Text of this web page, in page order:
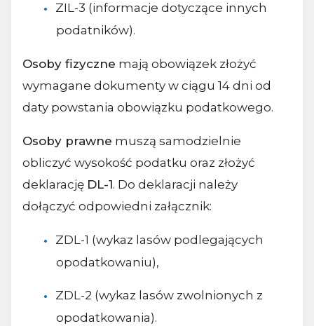
ZIL-3 (informacje dotyczące innych
podatników).
Osoby fizyczne mają obowiązek złożyć
wymagane dokumenty w ciągu 14 dni od
daty powstania obowiązku podatkowego.
Osoby prawne muszą samodzielnie
obliczyć wysokość podatku oraz złożyć
deklarację DL-1. Do deklaracji należy
dołączyć odpowiedni załącznik:
ZDL-1 (wykaz lasów podlegających
opodatkowaniu),
ZDL-2 (wykaz lasów zwolnionych z
opodatkowania).